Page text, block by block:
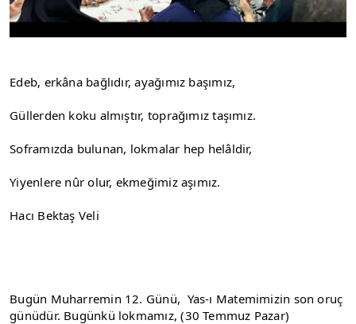
Edeb, erkâna bağlıdır, ayağımız başımız,
Güllerden koku almıştır, toprağımız taşımız.
Soframızda bulunan, lokmalar hep helâldir,
Yiyenlere nûr olur, ekmeğimiz aşımız.
Hacı Bektaş Veli
Bugün Muharremin 12. Günü,  Yas-ı Matemimizin son oruç
günüdür. Bugünkü lokmamız, (30 Temmuz Pazar)